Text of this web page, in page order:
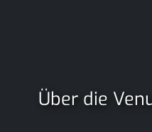
Über die